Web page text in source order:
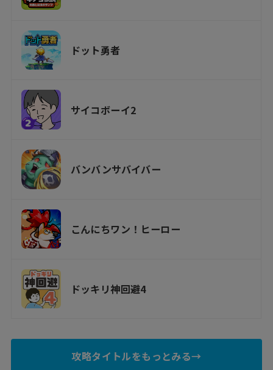
ドット勇者
サイコボーイ2
バンバンサバイバー
こんにちワン！ヒーロー
ドッキリ神回避4
攻略タイトルをもっとみる→